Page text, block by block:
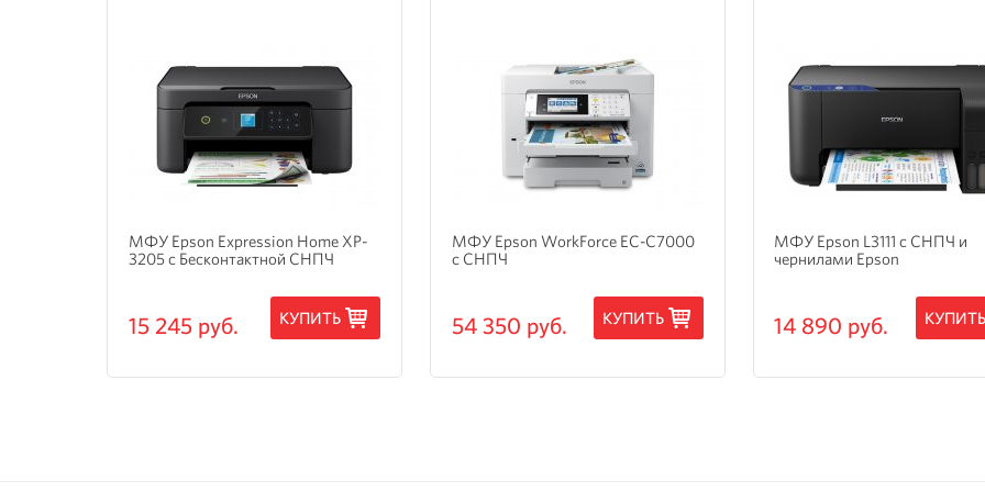
МФУ Epson Expression Home XP-
3205 с Бесконтактной СНПЧ
15 245 руб. КУПИТЬ
МФУ Epson WorkForce EC-C7000
с СНПЧ
54 350 руб. КУПИТЬ
МФУ Epson L3111 с СНПЧ и
чернилами Epson
14 890 руб. КУПИТЬ